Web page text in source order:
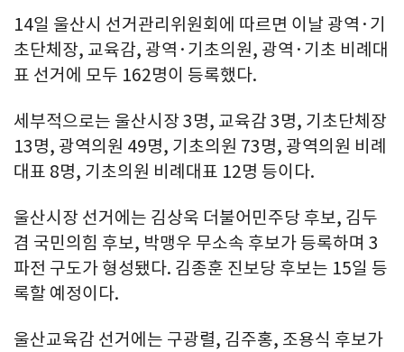
14일 울산시 선거관리위원회에 따르면 이날 광역·기
초단체장, 교육감, 광역·기초의원, 광역·기초 비례대
표 선거에 모두 162명이 등록했다.
세부적으로는 울산시장 3명, 교육감 3명, 기초단체장
13명, 광역의원 49명, 기초의원 73명, 광역의원 비례
대표 8명, 기초의원 비례대표 12명 등이다.
울산시장 선거에는 김상욱 더불어민주당 후보, 김두
겸 국민의힘 후보, 박맹우 무소속 후보가 등록하며 3
파전 구도가 형성됐다. 김종훈 진보당 후보는 15일 등
록할 예정이다.
울산교육감 선거에는 구광렬, 김주홍, 조용식 후보가